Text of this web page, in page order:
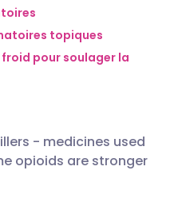
Facebook 🇫🇷 Français
topiques
pour soulager la
- medicines used
opioids are stronger